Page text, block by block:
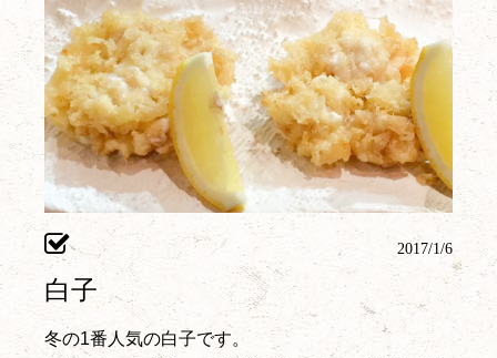
2017/1/6
白子
冬の1番人気の白子です。